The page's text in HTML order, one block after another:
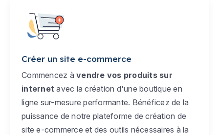
Créer un site e-commerce
Commencez à vendre vos produits sur
internet avec la création d'une boutique en
ligne sur-mesure performante. Bénéficez de la
puissance de notre plateforme de création de
site e-commerce et des outils nécessaires à la